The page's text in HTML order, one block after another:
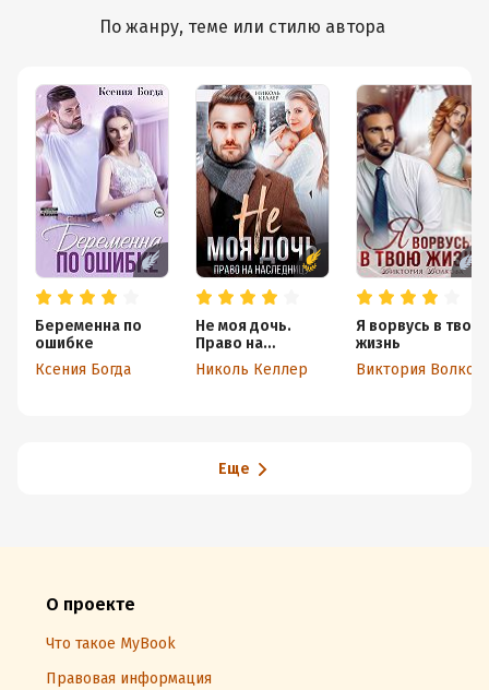
По жанру, теме или стилю автора
Беременна по
ошибке
Ксения Богда
Не моя дочь.
Право на
наследницу
Николь Келлер
Я ворвусь в твою
жизнь
Еще
О проекте
Что такое MyBook
Правовая информация